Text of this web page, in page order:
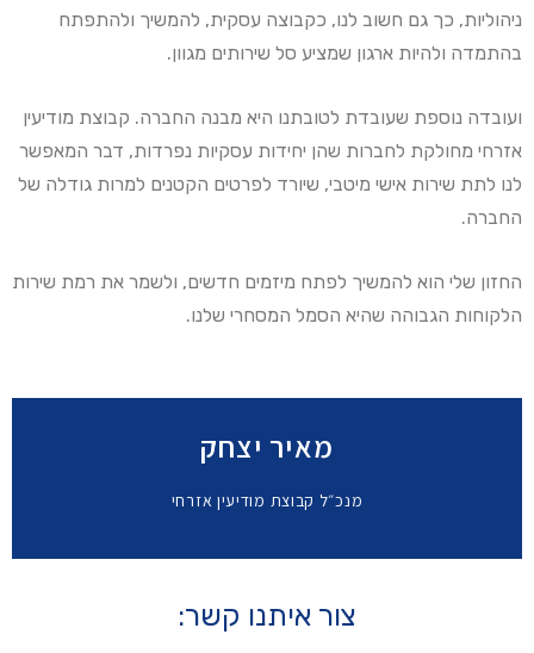
מאיר יצחק
מנכ״ל קבוצת מודיעין אזרחי
צור איתנו קשר:
ניהוליות, כך גם חשוב לנו, כקבוצה עסקית, להמשיך ולהתפתח
בהתמדה ולהיות ארגון שמציע סל שירותים מגוון.
ועובדה נוספת שעובדת לטובתנו היא מבנה החברה. קבוצת מודיעין
אזרחי מחולקת לחברות שהן יחידות עסקיות נפרדות, דבר המאפשר
לנו לתת שירות אישי מיטבי, שיורד לפרטים הקטנים למרות גודלה של
החברה.
החזון שלי הוא להמשיך לפתח מיזמים חדשים, ולשמר את רמת שירות
הלקוחות הגבוהה שהיא הסמל המסחרי שלנו.